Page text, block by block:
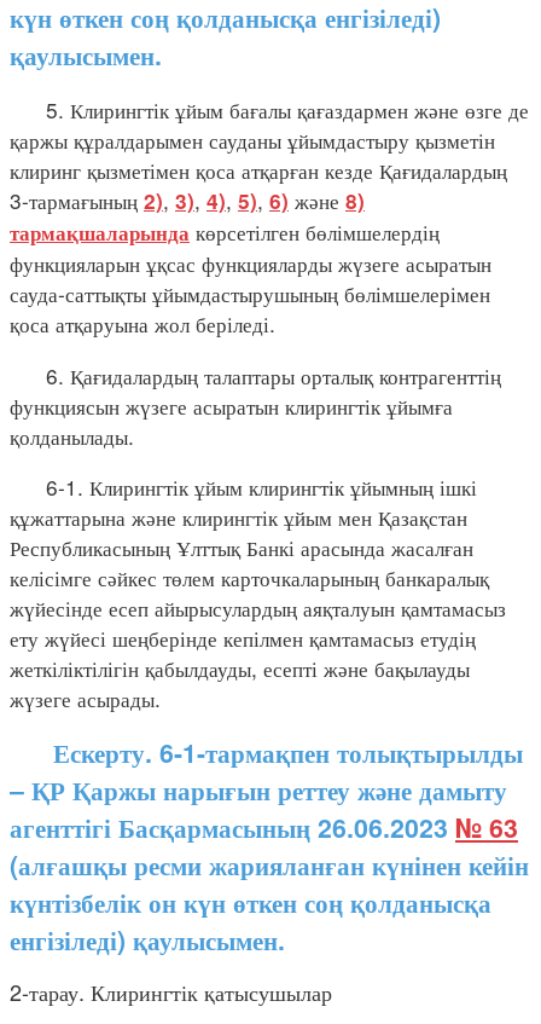
күн өткен соң қолданысқа енгізіледі)
қаулысымен.
5. Клирингтік ұйым бағалы қағаздармен және өзге де
қаржы құралдарымен сауданы ұйымдастыру қызметін
клиринг қызметімен қоса атқарған кезде Қағидалардың
3-тармағының 2), 3), 4), 5), 6) және 8)
тармақшаларында көрсетілген бөлімшелердің
функцияларын ұқсас функцияларды жүзеге асыратын
сауда-саттықты ұйымдастырушының бөлімшелерімен
қоса атқаруына жол беріледі.
6. Қағидалардың талаптары орталық контрагенттің
функциясын жүзеге асыратын клирингтік ұйымға
қолданылады.
6-1. Клирингтік ұйым клирингтік ұйымның ішкі
құжаттарына және клирингтік ұйым мен Қазақстан
Республикасының Ұлттық Банкі арасында жасалған
келісімге сәйкес төлем карточкаларының банкаралық
жүйесінде есеп айырысулардың аяқталуын қамтамасыз
ету жүйесі шеңберінде кепілмен қамтамасыз етудің
жеткіліктілігін қабылдауды, есепті және бақылауды
жүзеге асырады.
Ескерту. 6-1-тармақпен толықтырылды
– ҚР Қаржы нарығын реттеу және дамыту
агенттігі Басқармасының 26.06.2023 № 63
(алғашқы ресми жарияланған күнінен кейін
күнтізбелік он күн өткен соң қолданысқа
енгізіледі) қаулысымен.
2-тарау. Клирингтік қатысушылар